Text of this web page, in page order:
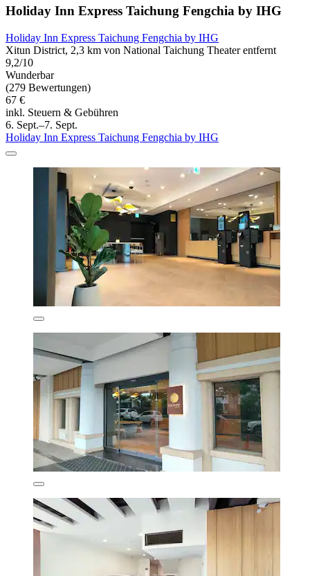
Holiday Inn Express Taichung Fengchia by IHG
Holiday Inn Express Taichung Fengchia by IHG
Xitun District, 2,3 km von National Taichung Theater entfernt
9,2/10
Wunderbar
(279 Bewertungen)
67 €
inkl. Steuern & Gebühren
6. Sept.–7. Sept.
Holiday Inn Express Taichung Fengchia by IHG